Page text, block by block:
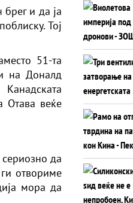
и да ја
Тој
51-та
на Доналд
Отава веќе
да
отвориме
мора да